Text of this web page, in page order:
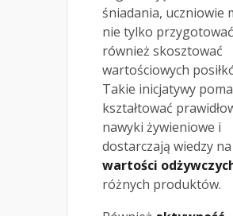
śniadania, uczniowie
nie tylko
również skosztować
wartościowych
Takie inicjatywy
kształtować
nawyki żywieniowe i
dostarczają wiedzy
wartości
różnych produktów.